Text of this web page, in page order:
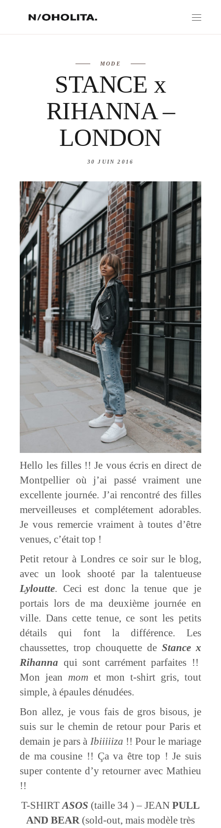
MODE
STANCE x
RIHANNA –
LONDON
30 JUIN 2016
Hello les filles !! Je vous écris en direct de
Montpellier où j’ai passé vraiment une
excellente journée. J’ai rencontré des filles
merveilleuses et complétement adorables.
Je vous remercie vraiment à toutes d’être
venues, c’était top !
Petit retour à Londres ce soir sur le blog,
avec un look shooté par la talentueuse
Lyloutte. Ceci est donc la tenue que je
portais lors de ma deuxième journée en
ville. Dans cette tenue, ce sont les petits
détails qui font la différence. Les
chaussettes, trop chouquette de Stance x
Rihanna qui sont carrément parfaites !!
Mon jean mom et mon t-shirt gris, tout
simple, à épaules dénudées.
Bon allez, je vous fais de gros bisous, je
suis sur le chemin de retour pour Paris et
demain je pars à Ibiiiiiza !! Pour le mariage
de ma cousine !! Ça va être top ! Je suis
super contente d’y retourner avec Mathieu
!!
T-SHIRT ASOS (taille 34 ) – JEAN PULL
AND BEAR (sold-out, mais modèle très